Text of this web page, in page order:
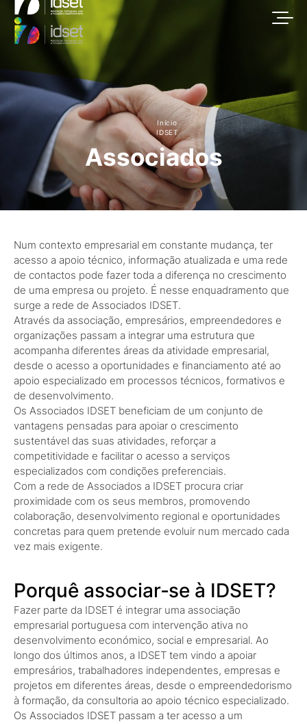
Início
IDSET
Associados
Num contexto empresarial em constante mudança, ter
acesso a apoio técnico, informação atualizada e uma rede
de contactos pode fazer toda a diferença no crescimento
de uma empresa ou projeto. É nesse enquadramento que
surge a rede de Associados IDSET.
Através da associação, empresários, empreendedores e
organizações passam a integrar uma estrutura que
acompanha diferentes áreas da atividade empresarial,
desde o acesso a oportunidades e financiamento até ao
apoio especializado em processos técnicos, formativos e
de desenvolvimento.
Os Associados IDSET beneficiam de um conjunto de
vantagens pensadas para apoiar o crescimento
sustentável das suas atividades, reforçar a
competitividade e facilitar o acesso a serviços
especializados com condições preferenciais.
Com a rede de Associados a IDSET procura criar
proximidade com os seus membros, promovendo
colaboração, desenvolvimento regional e oportunidades
concretas para quem pretende evoluir num mercado cada
vez mais exigente.
Porquê associar‑se à IDSET?
Fazer parte da IDSET é integrar uma associação
empresarial portuguesa com intervenção ativa no
desenvolvimento económico, social e empresarial. Ao
longo dos últimos anos, a IDSET tem vindo a apoiar
empresários, trabalhadores independentes, empresas e
projetos em diferentes áreas, desde o empreendedorismo
à formação, da consultoria ao apoio técnico especializado.
Os Associados IDSET passam a ter acesso a um